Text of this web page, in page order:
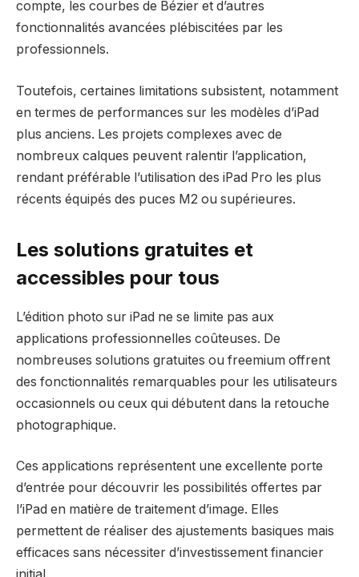
compte, les courbes de Bézier et d’autres
fonctionnalités avancées plébiscitées par les
professionnels.
Toutefois, certaines limitations subsistent, notamment
en termes de performances sur les modèles d’iPad
plus anciens. Les projets complexes avec de
nombreux calques peuvent ralentir l’application,
rendant préférable l’utilisation des iPad Pro les plus
récents équipés des puces M2 ou supérieures.
Les solutions gratuites et
accessibles pour tous
L’édition photo sur iPad ne se limite pas aux
applications professionnelles coûteuses. De
nombreuses solutions gratuites ou freemium offrent
des fonctionnalités remarquables pour les utilisateurs
occasionnels ou ceux qui débutent dans la retouche
photographique.
Ces applications représentent une excellente porte
d’entrée pour découvrir les possibilités offertes par
l’iPad en matière de traitement d’image. Elles
permettent de réaliser des ajustements basiques mais
efficaces sans nécessiter d’investissement financier